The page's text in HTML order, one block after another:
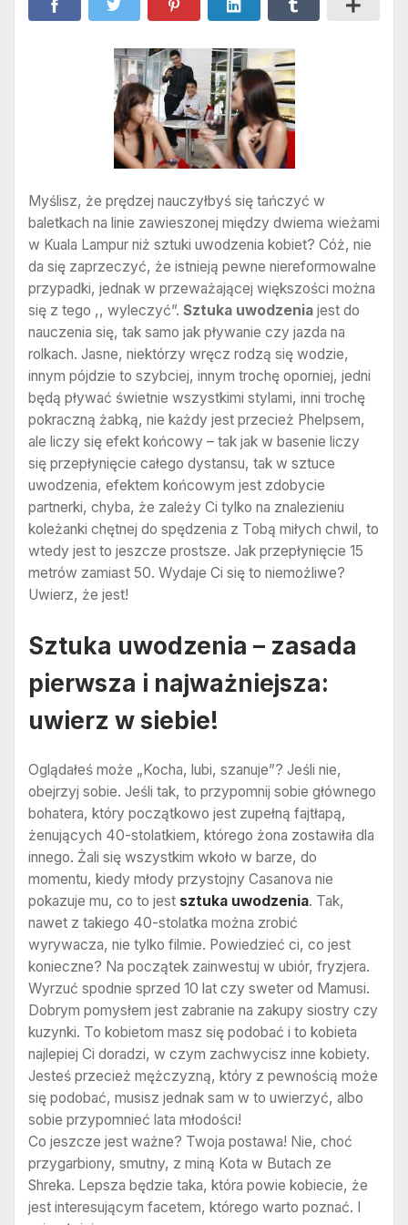
Myślisz, że prędzej nauczyłbyś się tańczyć w
baletkach na linie zawieszonej między dwiema wieżami
w Kuala Lampur niż sztuki uwodzenia kobiet? Cóż, nie
da się zaprzeczyć, że istnieją pewne niereformowalne
przypadki, jednak w przeważającej większości można
się z tego ,, wyleczyć”. Sztuka uwodzenia jest do
nauczenia się, tak samo jak pływanie czy jazda na
rolkach. Jasne, niektórzy wręcz rodzą się wodzie,
innym pójdzie to szybciej, innym trochę oporniej, jedni
będą pływać świetnie wszystkimi stylami, inni trochę
pokraczną żabką, nie każdy jest przecież Phelpsem,
ale liczy się efekt końcowy – tak jak w basenie liczy
się przepłynięcie całego dystansu, tak w sztuce
uwodzenia, efektem końcowym jest zdobycie
partnerki, chyba, że zależy Ci tylko na znalezieniu
koleżanki chętnej do spędzenia z Tobą miłych chwil, to
wtedy jest to jeszcze prostsze. Jak przepłynięcie 15
metrów zamiast 50. Wydaje Ci się to niemożliwe?
Uwierz, że jest!
Sztuka uwodzenia – zasada
pierwsza i najważniejsza:
uwierz w siebie!
Oglądałeś może „Kocha, lubi, szanuje”? Jeśli nie,
obejrzyj sobie. Jeśli tak, to przypomnij sobie głównego
bohatera, który początkowo jest zupełną fajtłapą,
żenujących 40-stolatkiem, którego żona zostawiła dla
innego. Żali się wszystkim wkoło w barze, do
momentu, kiedy młody przystojny Casanova nie
pokazuje mu, co to jest sztuka uwodzenia. Tak,
nawet z takiego 40-stolatka można zrobić
wyrywacza, nie tylko filmie. Powiedzieć ci, co jest
konieczne? Na początek zainwestuj w ubiór, fryzjera.
Wyrzuć spodnie sprzed 10 lat czy sweter od Mamusi.
Dobrym pomysłem jest zabranie na zakupy siostry czy
kuzynki. To kobietom masz się podobać i to kobieta
najlepiej Ci doradzi, w czym zachwycisz inne kobiety.
Jesteś przecież mężczyzną, który z pewnością może
się podobać, musisz jednak sam w to uwierzyć, albo
sobie przypomnieć lata młodości!
Co jeszcze jest ważne? Twoja postawa! Nie, choć
przygarbiony, smutny, z miną Kota w Butach ze
Shreka. Lepsza będzie taka, która powie kobiecie, że
jest interesującym facetem, którego warto poznać. I